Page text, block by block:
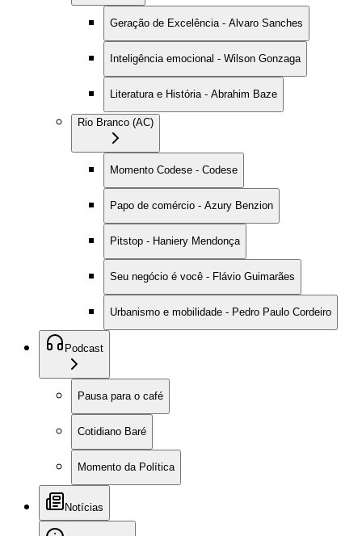
Geração de Excelência - Alvaro Sanches
Inteligência emocional - Wilson Gonzaga
Literatura e História - Abrahim Baze
Rio Branco (AC)
Momento Codese - Codese
Papo de comércio - Azury Benzion
Pitstop - Haniery Mendonça
Seu negócio é você - Flávio Guimarães
Urbanismo e mobilidade - Pedro Paulo Cordeiro
Podcast
Pausa para o café
Cotidiano Baré
Momento da Política
Notícias